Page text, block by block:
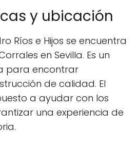
y ubicación
Ríos e Hijos se encuentra
en Sevilla. Es un
para encontrar
de calidad. El
a ayudar con los
una experiencia de